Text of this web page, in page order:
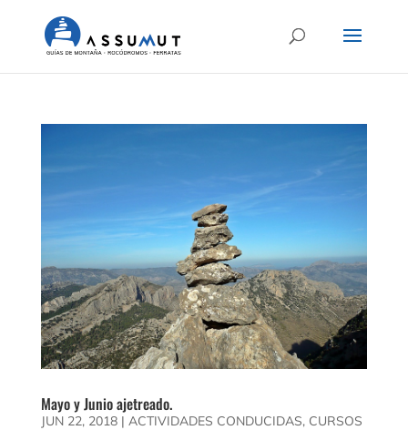
Mayo y Junio ajetreado.
JUN 22, 2018| ACTIVIDADES CONDUCIDAS, CURSOS